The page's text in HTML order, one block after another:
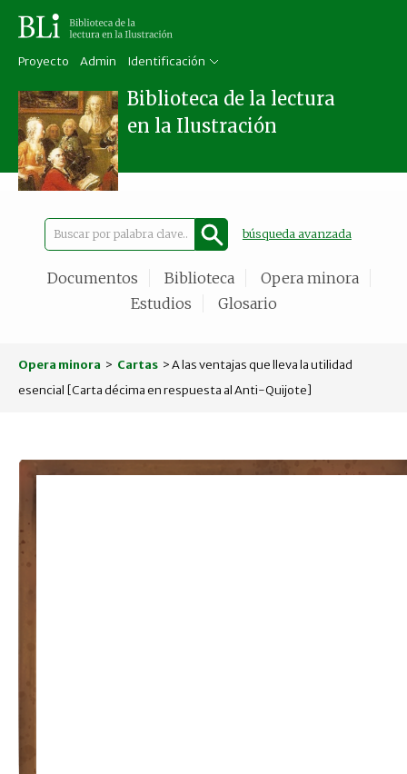
Proyecto Admin Identificación
Biblioteca de la lectura
en la Ilustración
búsqueda avanzada
Documentos Biblioteca
Opera minora
Estudios
Glosario
Opera minora > Cartas > A las ventajas que lleva la utilidad
esencial [Carta décima en respuesta al Anti-Quijote]